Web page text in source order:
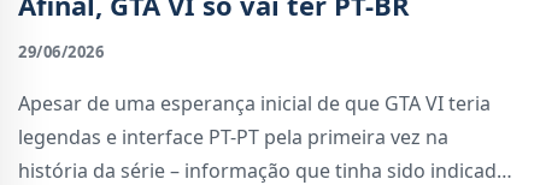
29/06/2026
Apesar de uma esperança inicial de que GTA VI teria
legendas e interface PT-PT pela primeira vez na
história da série – informação que tinha sido indicada